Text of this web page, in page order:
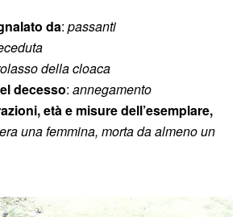
da: passanti
della cloaca
decesso: annegamento
età e misure dell’esemplare,
una femmina, morta da almeno un